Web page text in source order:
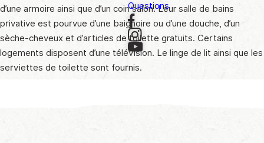
Questions
d’une armoire ainsi que d’un coin salon. Leur salle de bains
privative est pourvue d’une baignoire ou d’une douche, d’un
sèche-cheveux et d’articles de toilette gratuits. Certains
logements disposent d’une télévision. Le linge de lit ainsi que les
serviettes de toilette sont fournis.